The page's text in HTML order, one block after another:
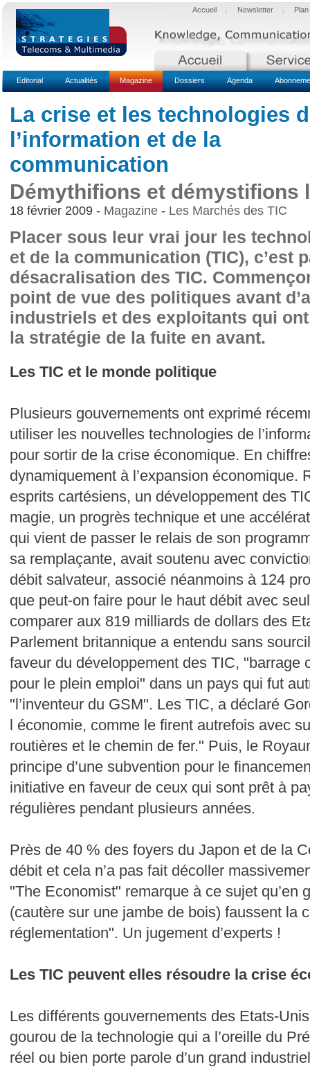
Accueil Newsletter
Editorial Actualités Magazine Dossiers Agenda
La crise et les technologies
l’information et de la
communication
Démythifions et démystifions
18 février 2009 - Magazine- Les Marchés des TIC
Placer sous leur vrai jour les
et de la communication (TIC), c’est
désacralisation des TIC.
point de vue des politiques avant
industriels et des exploitants qui
la stratégie de la fuite en avant.
Les TIC et le monde politique
Plusieurs gouvernements ont exprimé
utiliser les nouvelles technologies de
pour sortir de la crise économique. En
dynamiquement à l’expansion économique.
esprits cartésiens, un développement des
magie, un progrès technique et une
qui vient de passer le relais de son
sa remplaçante, avait soutenu avec
débit salvateur, associé néanmoins à 124
que peut-on faire pour le haut débit avec
comparer aux 819 milliards de dollars des
Parlement britannique a entendu sans
faveur du développement des TIC, "barrage
pour le plein emploi" dans un pays qui fut
"l’inventeur du GSM". Les TIC, a déclaré
l économie, comme le firent autrefois avec
routières et le chemin de fer." Puis, le
principe d’une subvention pour le
initiative en faveur de ceux qui sont prêt à
régulières pendant plusieurs années.
Près de 40 % des foyers du Japon et de la
débit et cela n’a pas fait décoller
"The Economist" remarque à ce sujet qu’en
(cautère sur une jambe de bois) faussent la
réglementation". Un jugement d’experts !
Les TIC peuvent elles résoudre la crise
Les différents gouvernements des Etats-
gourou de la technologie qui a l’oreille du
réel ou bien porte parole d’un grand